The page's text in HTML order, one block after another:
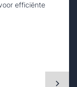
efficiënte